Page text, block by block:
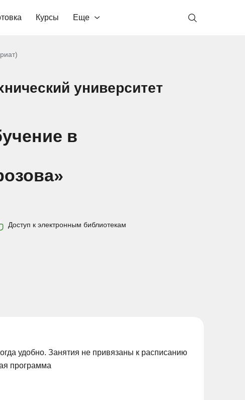
Курсы Еще
университет
в
Доступ к электронным библиотекам
удобно. Занятия не привязаны к расписанию
программа